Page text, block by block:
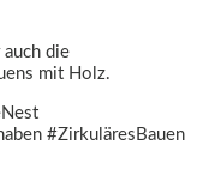
die
mit Holz.
#ZirkuläresBauen